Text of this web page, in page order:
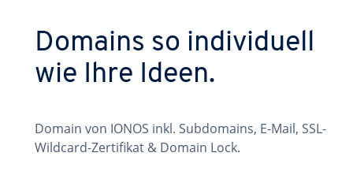
Domains so individuell
wie Ihre Ideen.
Domain von IONOS inkl. Subdomains, E-Mail, SSL-
Wildcard-Zertifikat & Domain Lock.